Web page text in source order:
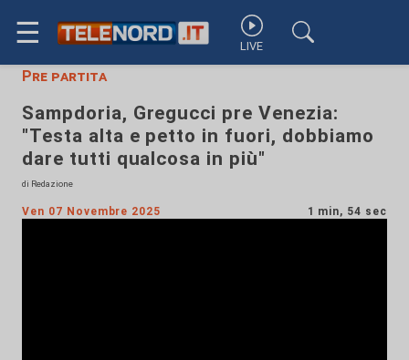
☰ LIVE
Pre partita
Sampdoria, Gregucci pre Venezia:
"Testa alta e petto in fuori, dobbiamo
dare tutti qualcosa in più"
di Redazione
Ven 07 Novembre 2025 1 min, 54 sec